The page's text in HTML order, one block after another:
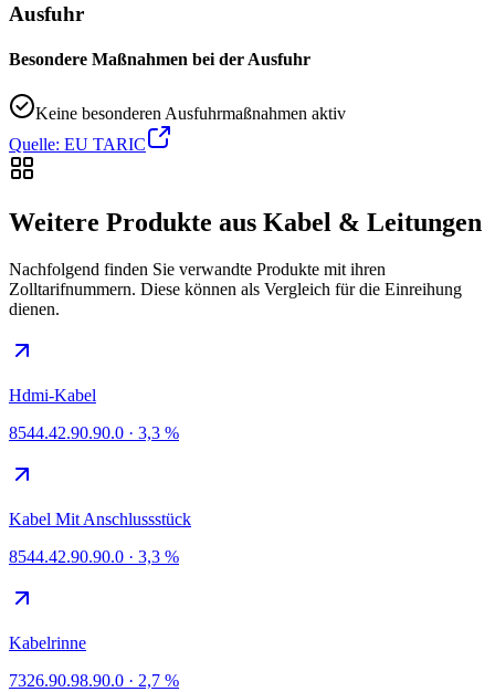
Ausfuhr
Besondere Maßnahmen bei der Ausfuhr
Keine besonderen Ausfuhrmaßnahmen aktiv
Quelle: EU TARIC
Weitere Produkte aus Kabel & Leitungen
Nachfolgend finden Sie verwandte Produkte mit ihren
Zolltarifnummern. Diese können als Vergleich für die Einreihung
dienen.
Hdmi-Kabel
8544.42.90.90.0 · 3,3 %
Kabel Mit Anschlussstück
8544.42.90.90.0 · 3,3 %
Kabelrinne
7326.90.98.90.0 · 2,7 %